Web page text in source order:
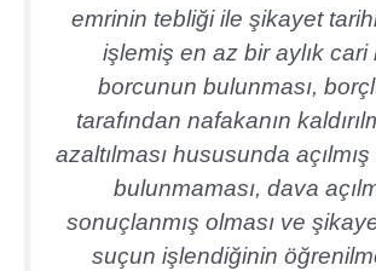
emrinin tebliği ile şikayet
işlemiş en az bir aylık cari
borcunun bulunması,
tarafından nafakanın
azaltılması hususunda
bulunmaması, dava
sonuçlanmış olması ve
suçun işlendiğinin